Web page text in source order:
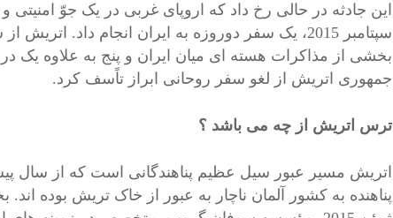
این جادثه در حالی رخ داد که اروپای غربی در یک جوّ
سپتامبر 2015، یک سفر دوروزه به ایران انجام
بخشی از مذاکرات هسته ای میان ایران و پنج به علاوه یک
جمهوری اتریش از لغو سفر روحانی ابراز تاًسف کرد.
ترس اتریش از چه می باشد ؟
اتریش مسیر عبور سیل عظیم پناهندگانی است که از سال
پناهنده به کشور آلمان ناچار به عبور از خاک تریش بوده